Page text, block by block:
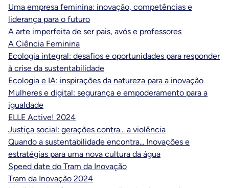
Uma empresa feminina: inovação, competências e
liderança para o futuro
A arte imperfeita de ser pais, avós e professores
A Ciência Feminina
Ecologia integral: desafios e oportunidades para responder
à crise da sustentabilidade
Ecologia e IA: inspirações da natureza para a inovação
Mulheres e digital: segurança e empoderamento para a
igualdade
ELLE Active! 2024
Justiça social: gerações contra... a violência
Quando a sustentabilidade encontra... Inovações e
estratégias para uma nova cultura da água
Speed date do Tram da Inovação
Tram da Inovação 2024